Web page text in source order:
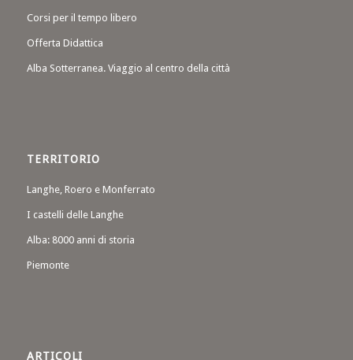
Corsi per il tempo libero
Offerta Didattica
Alba Sotterranea. Viaggio al centro della città
TERRITORIO
Langhe, Roero e Monferrato
I castelli delle Langhe
Alba: 8000 anni di storia
Piemonte
ARTICOLI